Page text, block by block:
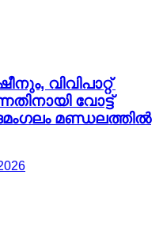
വിവിപാറ്റ്
വോട്ട്
മണ്ഡലത്തിൽ